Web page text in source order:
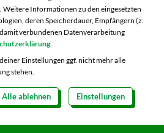
08:00 – 20:00 Uhr
08:00 – 20:00 Uhr
08:00 – 20:00 Uhr
Datenschutz
Impressum
Menschenrechte
Informationen zu den eingesetzten
deren Speicherdauer, Empfängern (z.
verbundenen Datenverarbeitung
.
Einstellungen ggf. nicht mehr alle
stehen.
Alle ablehnen Einstellungen